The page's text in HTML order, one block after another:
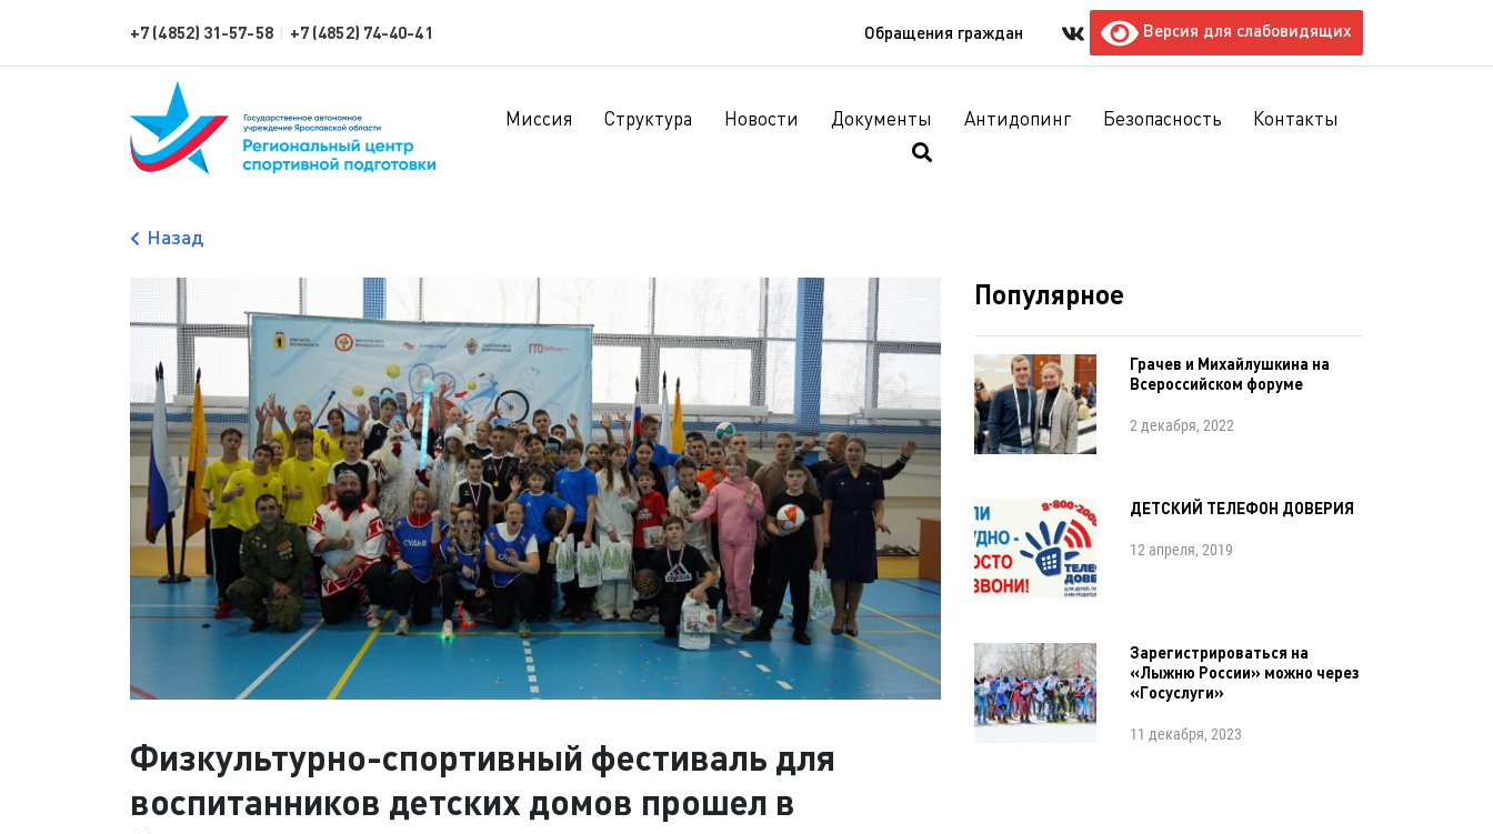
+7 (4852) 31-57-58 | +7 (4852) 74-40-41 Обращения граждан Версия для слабовидящих
Миссия Структура Новости Документы Антидопинг Безопасность Контакты
Назад
Физкультурно-спортивный фестиваль для
воспитанников детских домов прошел в
Популярное
Грачев и Михайлушкина на
Всероссийском форуме
2 декабря, 2022
ДЕТСКИЙ ТЕЛЕФОН ДОВЕРИЯ
12 апреля, 2019
Зарегистрироваться на
«Лыжню России» можно через
«Госуслуги»
11 декабря, 2023